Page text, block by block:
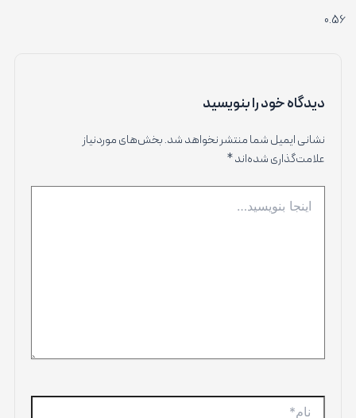
دیدگاه‌ خود را بنویسید
نشانی ایمیل شما منتشر نخواهد شد.بخش‌های موردنیاز
علامت‌گذاری شده‌اند*
بنویسید…
نام*